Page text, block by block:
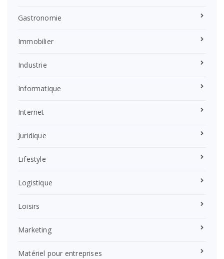
Gastronomie
Immobilier
Industrie
Informatique
Internet
Juridique
Lifestyle
Logistique
Loisirs
Marketing
Matériel pour entreprises